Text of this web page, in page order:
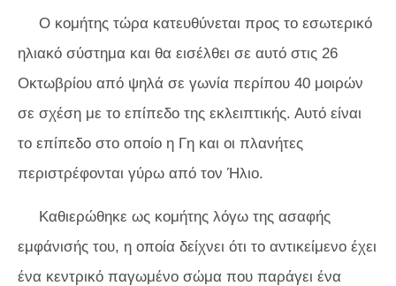
Ο κομήτης τώρα κατευθύνεται προς το εσωτερικό
ηλιακό σύστημα και θα εισέλθει σε αυτό στις 26
Οκτωβρίου από ψηλά σε γωνία περίπου 40 μοιρών
σε σχέση με το επίπεδο της εκλειπτικής. Αυτό είναι
το επίπεδο στο οποίο η Γη και οι πλανήτες
περιστρέφονται γύρω από τον Ήλιο.
Καθιερώθηκε ως κομήτης λόγω της ασαφής
εμφάνισής του, η οποία δείχνει ότι το αντικείμενο έχει
ένα κεντρικό παγωμένο σώμα που παράγει ένα